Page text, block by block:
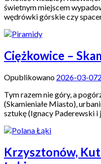
świetnym miejscem
wędrówki górskie czy
Ciężkowice –
Opublikowano 2026-03-07
Tym razem nie góry, a
(Skamieniałe Miasto),
sztukę (Ignacy Paderewski i
Krzysztonów,